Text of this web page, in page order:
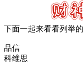
下面一起来看看列举
品信
科维思